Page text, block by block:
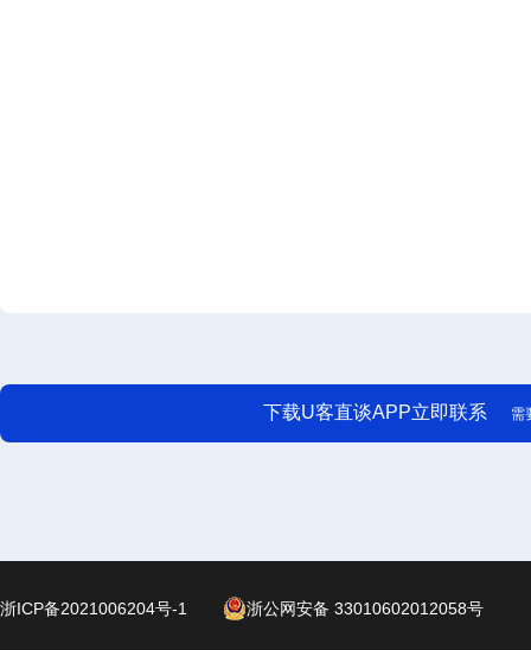
下载U客直谈APP立即联系 需
浙ICP备2021006204号-1 浙公网安备 33010602012058号